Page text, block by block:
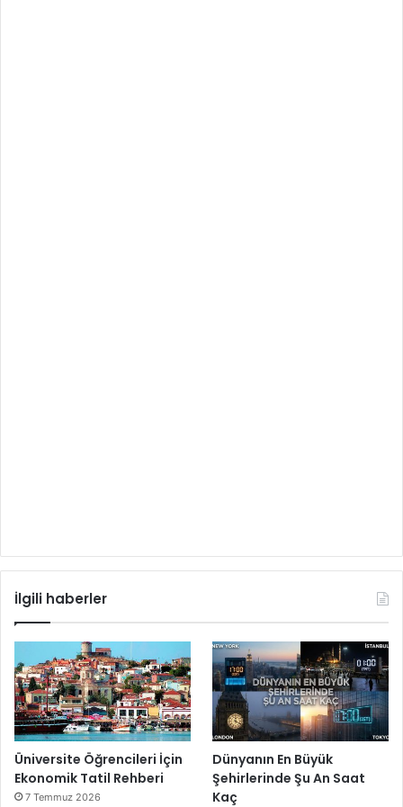
İlgili haberler
Üniversite Öğrencileri İçin
Ekonomik Tatil Rehberi
7 Temmuz 2026
Dünyanın En Büyük
Şehirlerinde Şu An Saat
Kaç